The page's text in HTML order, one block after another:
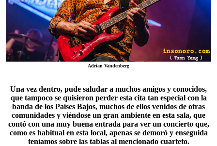
Adrian Vandenberg
Una vez dentro, pude saludar a muchos amigos y conocidos,
que tampoco se quisieron perder esta cita tan especial con la
banda de los Países Bajos, muchos de ellos venidos de otras
comunidades y viéndose un gran ambiente en esta sala, que
contó con una muy buena entrada para ver un concierto que,
como es habitual en esta local, apenas se demoró y enseguida
teníamos sobre las tablas al mencionado cuarteto.